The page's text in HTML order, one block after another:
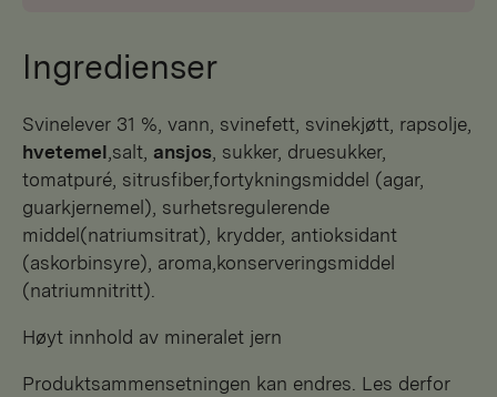
Ingredienser
svinelever 31 %, vann, svinefett, svinekjøtt, rapsolje,
hvetemel,salt,ansjos, sukker, druesukker,
tomatpuré, sitrusfiber,fortykningsmiddel (agar,
guarkjernemel), surhetsregulerende
middel(natriumsitrat), krydder, antioksidant
(askorbinsyre), aroma,konserveringsmiddel
(natriumnitritt).
Høyt innhold av mineralet jern
Produktsammensetningen kan endres. Les derfor